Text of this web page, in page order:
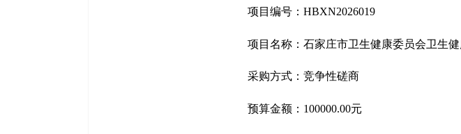
项目编号： HBXN2026019
项目名称： 石家庄市卫生健康委员会卫生
采购方式：竞争性磋商
预算金额： 100000.00元